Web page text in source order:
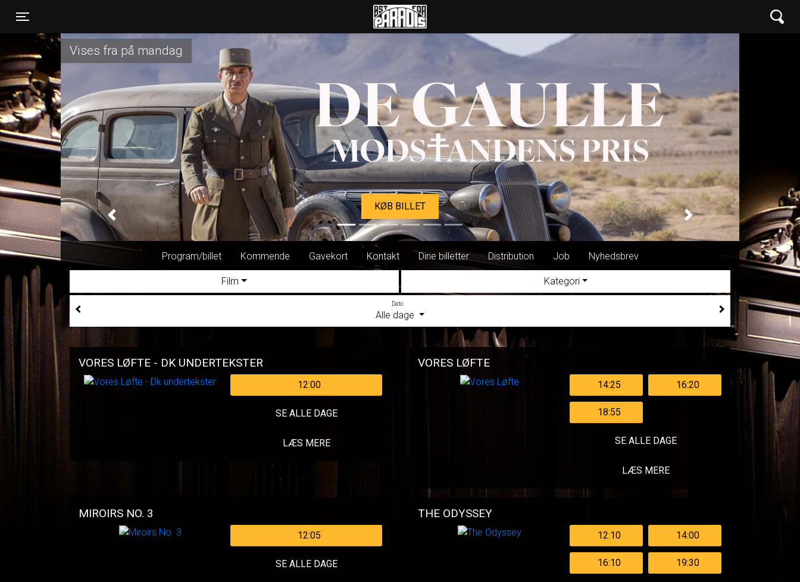
Øst for Paradis
Vises fra på mandag
KØB BILLET
Previous
Next
Program/billet Kommende Gavekort Kontakt Dine billetter Distribution Job Nyhedsbrev
Film Kategori
Dato
Alle dage
VORES LØFTE - DK UNDERTEKSTER
12:00
SE ALLE DAGE
LÆS MERE
VORES LØFTE
14:25 16:20
18:55
SE ALLE DAGE
LÆS MERE
MIROIRS NO. 3
12:05
SE ALLE DAGE
THE ODYSSEY
12:10 14:00
16:10 19:30